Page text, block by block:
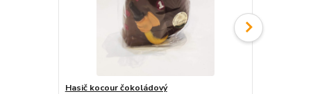
Hasič kocour čokoládový